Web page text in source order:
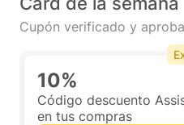
Cupón verificado y
10%
Código descuento
en tus compras